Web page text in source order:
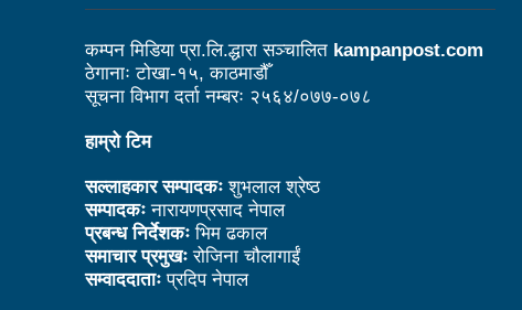
ट्राफिक प्रहरीबाट कुटिए सर्वसाधारण
उद्योगको प्रवर्द्धन र विस्तारका
आगामी आर्थिक वर्षभित्रै भरतपुर
लुम्बिनी प्रदेशले घरबाटै व्यवसायिक फर्म
कसरी पाइनेछ बेलकोटगढीबासीले
अपाङ्गता भएका व्यक्तिहरूको
कम्पन मिडिया प्रा.लि.द्धारा सञ्चालित kampanpost.com
ठेगानाः टोखा-१५, काठमाडौँ
सूचना विभाग दर्ता नम्बरः २५६४/०७७-०७८
हाम्रो टिम
सल्लाहकार सम्पादकःशुभलाल श्रेष्ठ
सम्पादकःनारायणप्रसाद नेपाल
प्रबन्ध निर्देशकःभिम ढकाल
समाचार प्रमुखःरोजिना चौलागाईं
सम्वाददाताःप्रदिप नेपाल